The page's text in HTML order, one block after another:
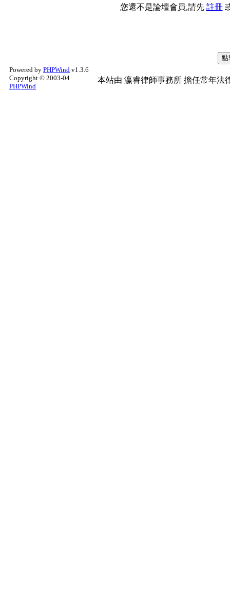
您還不是論壇會員,請先 註冊
Powered by PHPWind v1.3.6
Copyright © 2003-04
PHPWind
本站由 瀛睿律師事務所 擔任常年法